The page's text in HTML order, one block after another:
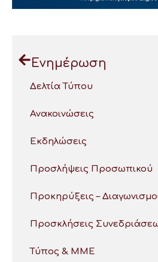
Ενημέρωση
Δελτία Τύπου
Ανακοινώσεις
Εκδηλώσεις
Προσλήψεις Προσωπικού
Προκηρύξεις –
Προσκλήσεις
Τύπος & ΜΜΕ